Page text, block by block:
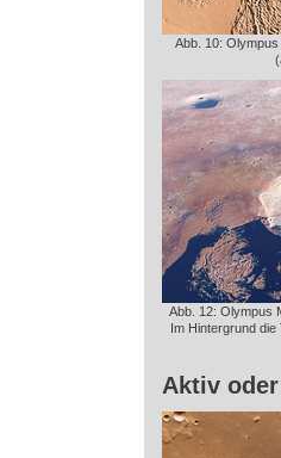
Abb. 10:
Abb. 12: Olympus
Im Hintergrund
Aktiv